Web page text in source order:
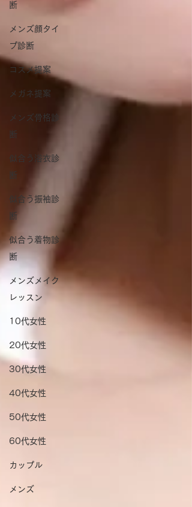
断
メンズ顔タイ
プ診断
コスメ提案
メガネ提案
メンズ骨格診
断
似合う浴衣診
断
似合う振袖診
断
似合う着物診
断
メンズメイク
レッスン
10代女性
20代女性
30代女性
40代女性
50代女性
60代女性
カップル
メンズ